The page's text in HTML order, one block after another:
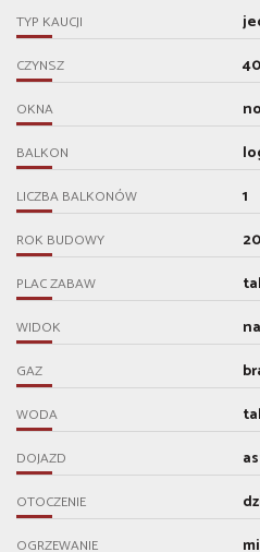
TYP KAUCJI
CZYNSZ
OKNA
BALKON
LICZBA BALKONÓW 1
ROK BUDOWY
PLAC ZABAW
WIDOK
GAZ
WODA
DOJAZD
OTOCZENIE
OGRZEWANIE